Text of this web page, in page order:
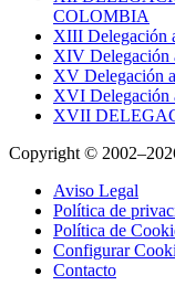
COLOMBIA
XIII Delegación
XIV Delegación
XV Delegación
XVI Delegación
XVII
Copyright ©
Aviso Legal
Política de
Política de
Configurar
Contacto